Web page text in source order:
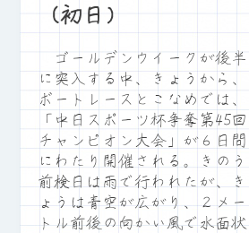
（初日）
ゴールデンウイークが後半
に突入する中、きょうから、
ボートレースとこなめでは、
「中日スポーツ杯争奪第45回
チャンピオン大会」が６日間
にわたり開催される。きのう
前検日は雨で行われたが、き
ょうは青空が広がり、２メー
トル前後の向かい風で水面状